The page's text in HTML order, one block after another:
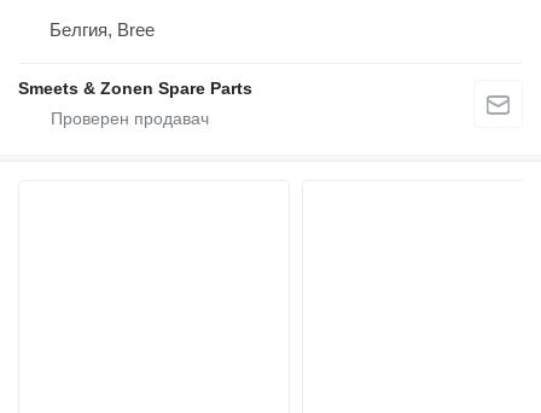
Белгия, Bree
Smeets & Zonen Spare Parts